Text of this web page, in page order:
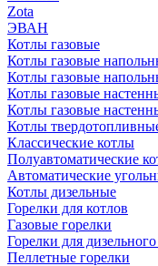
Zota
ЭВАН
Котлы газовые
Котлы газовые
Котлы газовые
Котлы газовые
Котлы газовые
Котлы
Классические котлы
Полуавтоматические
Автоматические
Котлы дизельные
Горелки для котлов
Газовые горелки
Горелки для
Пеллетные горелки